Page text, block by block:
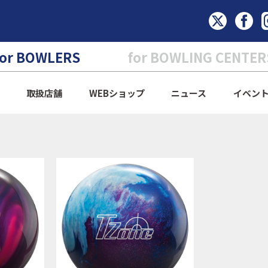
BOWLERS for BOWLING
取扱店舗 WEBショップ ニュース イベン